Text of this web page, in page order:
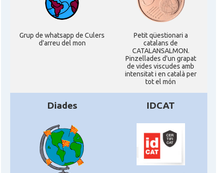
Grup de whatsapp de Culers
d'arreu del mon
Petit qüestionari a
catalans de
CATALANSALMON.
Pinzellades d'un grapat
de vides viscudes amb
intensitat i en català per
tot el món
Diades IDCAT